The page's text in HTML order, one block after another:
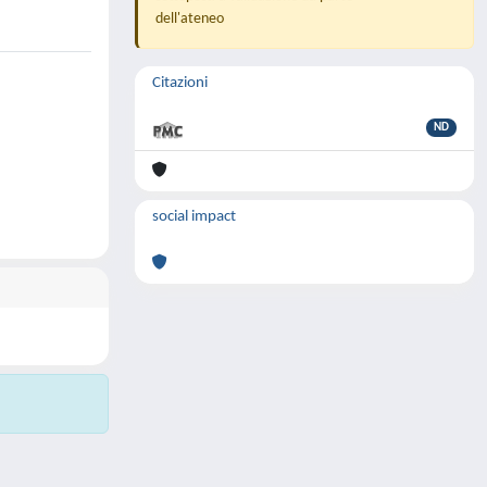
dell'ateneo
Citazioni
ND
social impact